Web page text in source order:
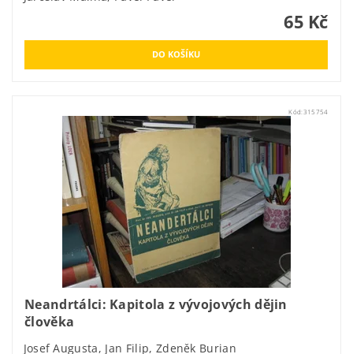
65 Kč
Kód: 315754
Neandrtálci: Kapitola z vývojových dějin
člověka
Josef Augusta, Jan Filip, Zdeněk Burian